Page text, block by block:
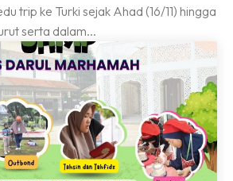
trip ke Turki sejak Ahad (16/11) hingga
serta dalam...